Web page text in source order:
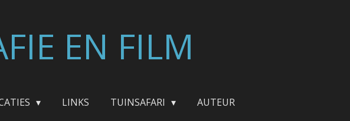
EN FILM
LINKS TUINSAFARI
AUTEUR